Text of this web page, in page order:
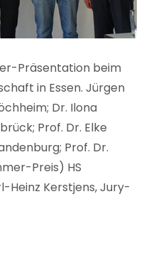
Präsentation beim
in Essen. Jürgen
Dr. Ilona
Prof. Dr. Elke
Prof. Dr.
Preis) HS
Heinz Kerstjens, Jury-